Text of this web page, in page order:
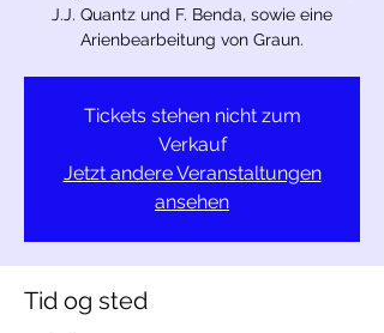
J.J. Quantz und F. Benda, sowie eine
Arienbearbeitung von Graun.
Tickets stehen nicht zum
Verkauf
Jetzt andere Veranstaltungen
ansehen
Tid og sted